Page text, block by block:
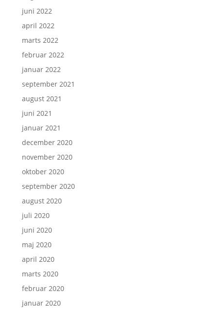
juni 2022
april 2022
marts 2022
februar 2022
januar 2022
september 2021
august 2021
juni 2021
januar 2021
december 2020
november 2020
oktober 2020
september 2020
august 2020
juli 2020
juni 2020
maj 2020
april 2020
marts 2020
februar 2020
januar 2020